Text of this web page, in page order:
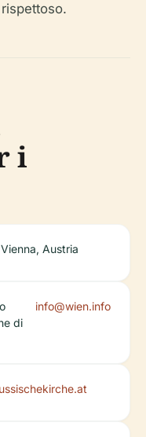
i
Austria
di
info@wien.info